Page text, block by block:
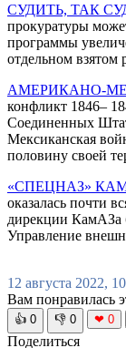
СУДИТЬ, ТАК
прокуратуры
программы
отдельном взятом
АМЕРИКАНО-
конфликт 1846–
Соединенных
Мексиканская
половину своей
«СПЕЦНАЗ»
оказалась почти
дирекции КамАЗа
Управление
12 августа 2022,
Вам понравилась
👍 0 👎 0 ❤ 0
Поделиться